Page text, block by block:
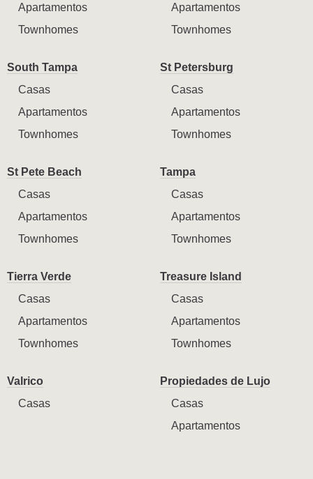
Apartamentos
Townhomes
Apartamentos
Townhomes
South Tampa
Casas
Apartamentos
Townhomes
St Petersburg
Casas
Apartamentos
Townhomes
St Pete Beach
Casas
Apartamentos
Townhomes
Tampa
Casas
Apartamentos
Townhomes
Tierra Verde
Casas
Apartamentos
Townhomes
Treasure Island
Casas
Apartamentos
Townhomes
Valrico
Casas
Propiedades de Lujo
Casas
Apartamentos